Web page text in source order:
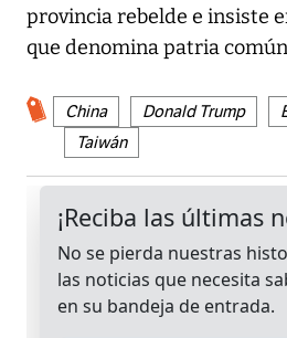
provincia rebelde e insiste
que denomina patria
China Donald Trump
Taiwán